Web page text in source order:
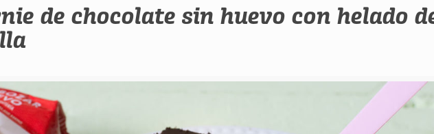
de chocolate sin huevo con helado